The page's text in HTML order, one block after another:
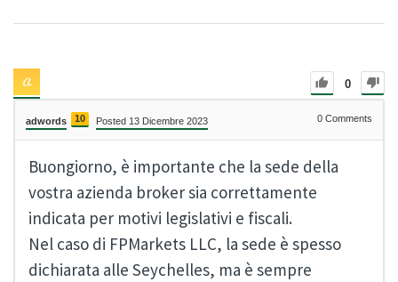
0
adwords 10 Posted 13 Dicembre 2023 0 Comments
Buongiorno, è importante che la sede della
vostra azienda broker sia correttamente
indicata per motivi legislativi e fiscali.
Nel caso di FPMarkets LLC, la sede è spesso
dichiarata alle Seychelles, ma è sempre